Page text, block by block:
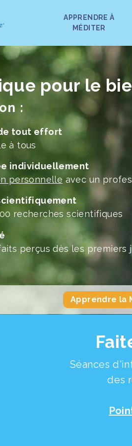
APPRENDRE À
MÉDITER
pour le
:
tout effort
à tous
individuellement
personnelle avec un
recherches scientifiques
perçus dès les premiers
Apprendre la
Séances
des